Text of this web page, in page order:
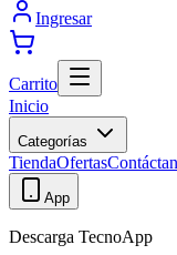
Ingresar
Carrito
Inicio
Categorías
TiendaOfertas
App
Descarga TecnoApp